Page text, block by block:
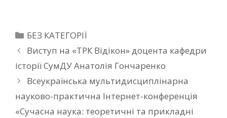
БЕЗ КАТЕГОРІЇ
Виступ на «ТРК Відікон» доцента кафедри
історії СумДУ Анатолія Гончаренко
Всеукраїнська мультидисциплінарна
науково-практична Інтернет-конференція
«Сучасна наука: теоретичні та прикладні